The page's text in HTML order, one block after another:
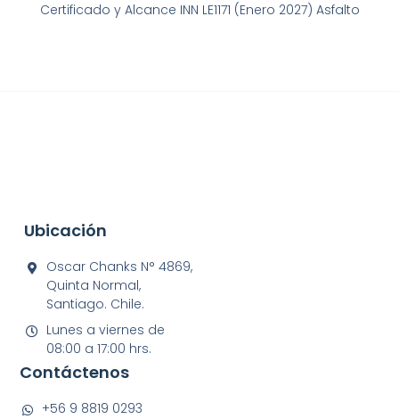
Certificado y Alcance INN LE1171 (Enero 2027) Asfalto
Contáctenos
+56 9 8819 0293
Ubicación
Oscar Chanks N° 4869,
Quinta Normal,
Santiago. Chile.
Lunes a viernes de
08:00 a 17:00 hrs.